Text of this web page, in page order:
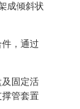
成倾斜状
，通过
固定活
管套置